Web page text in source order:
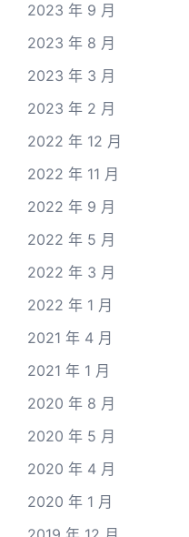
2023 年 9 月
2023 年 8 月
2023 年 3 月
2023 年 2 月
2022 年 12 月
2022 年 11 月
2022 年 9 月
2022 年 5 月
2022 年 3 月
2022 年 1 月
2021 年 4 月
2021 年 1 月
2020 年 8 月
2020 年 5 月
2020 年 4 月
2020 年 1 月